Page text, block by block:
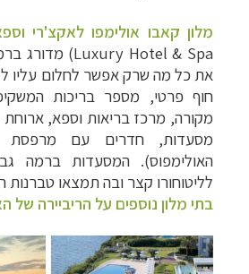
מלון קאבו אולימפו לאקצ'רי
את כל מה שרק אפשר לחלום עליו
חוף פרטי, מספר בריכות
מקורה, מרכז בריאות וספא,
מסעדות, חדרים עם מרפסת
האולימפוס). המסעדות ברמה
לליטוחורו קצר ובה תמצאו טברנות
בתי מלון נוספים על הריביירה של